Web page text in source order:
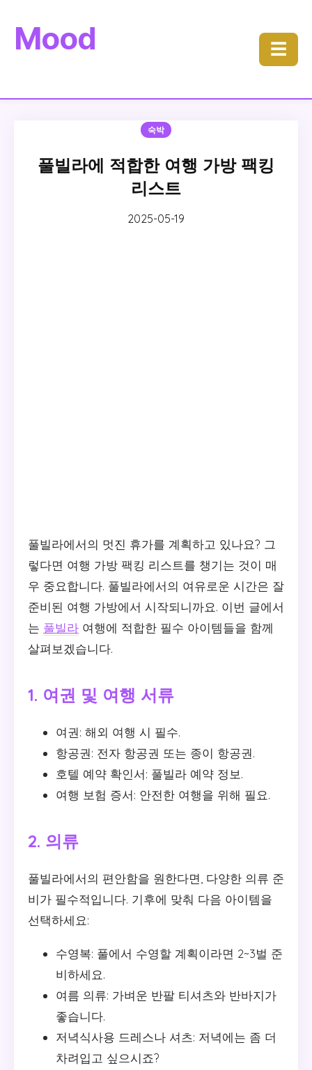
Mood ☰
숙박
풀빌라에 적합한 여행 가방 팩킹
리스트
2025-05-19
풀빌라에서의 멋진 휴가를 계획하고 있나요? 그
렇다면 여행 가방 팩킹 리스트를 챙기는 것이 매
우 중요합니다. 풀빌라에서의 여유로운 시간은 잘
준비된 여행 가방에서 시작되니까요. 이번 글에서
는 풀빌라 여행에 적합한 필수 아이템들을 함께
살펴보겠습니다.
1. 여권 및 여행 서류
여권: 해외 여행 시 필수.
항공권: 전자 항공권 또는 종이 항공권.
호텔 예약 확인서: 풀빌라 예약 정보.
여행 보험 증서: 안전한 여행을 위해 필요.
2. 의류
풀빌라에서의 편안함을 원한다면, 다양한 의류 준
비가 필수적입니다. 기후에 맞춰 다음 아이템을
선택하세요:
수영복: 풀에서 수영할 계획이라면 2~3벌 준
비하세요.
여름 의류: 가벼운 반팔 티셔츠와 반바지가
좋습니다.
저녁식사용 드레스나 셔츠: 저녁에는 좀 더
차려입고 싶으시죠?